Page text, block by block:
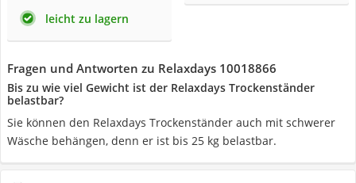
leicht zu lagern
Fragen und Antworten zu Relaxdays 10018866
Bis zu wie viel Gewicht ist der Relaxdays Trockenständer
belastbar?
Sie können den Relaxdays Trockenständer auch mit schwerer
Wäsche behängen, denn er ist bis 25 kg belastbar.